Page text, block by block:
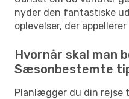
nyder den fantastiske
oplevelser, der
Hvornår skal man
Sæsonbestemte
Planlægger du din rejse